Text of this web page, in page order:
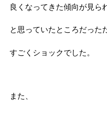
良くなってきた傾向が見ら
と思っていたところだった
すごくショックでした。
また、